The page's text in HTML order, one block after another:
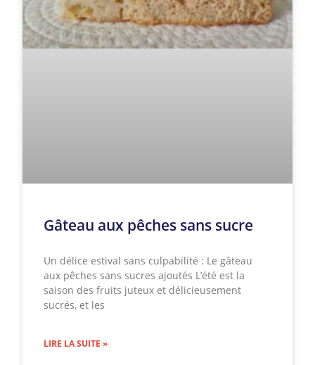
Gâteau aux pêches sans sucre
Un délice estival sans culpabilité : Le gâteau
aux pêches sans sucres ajoutés L’été est la
saison des fruits juteux et délicieusement
sucrés, et les
LIRE LA SUITE »